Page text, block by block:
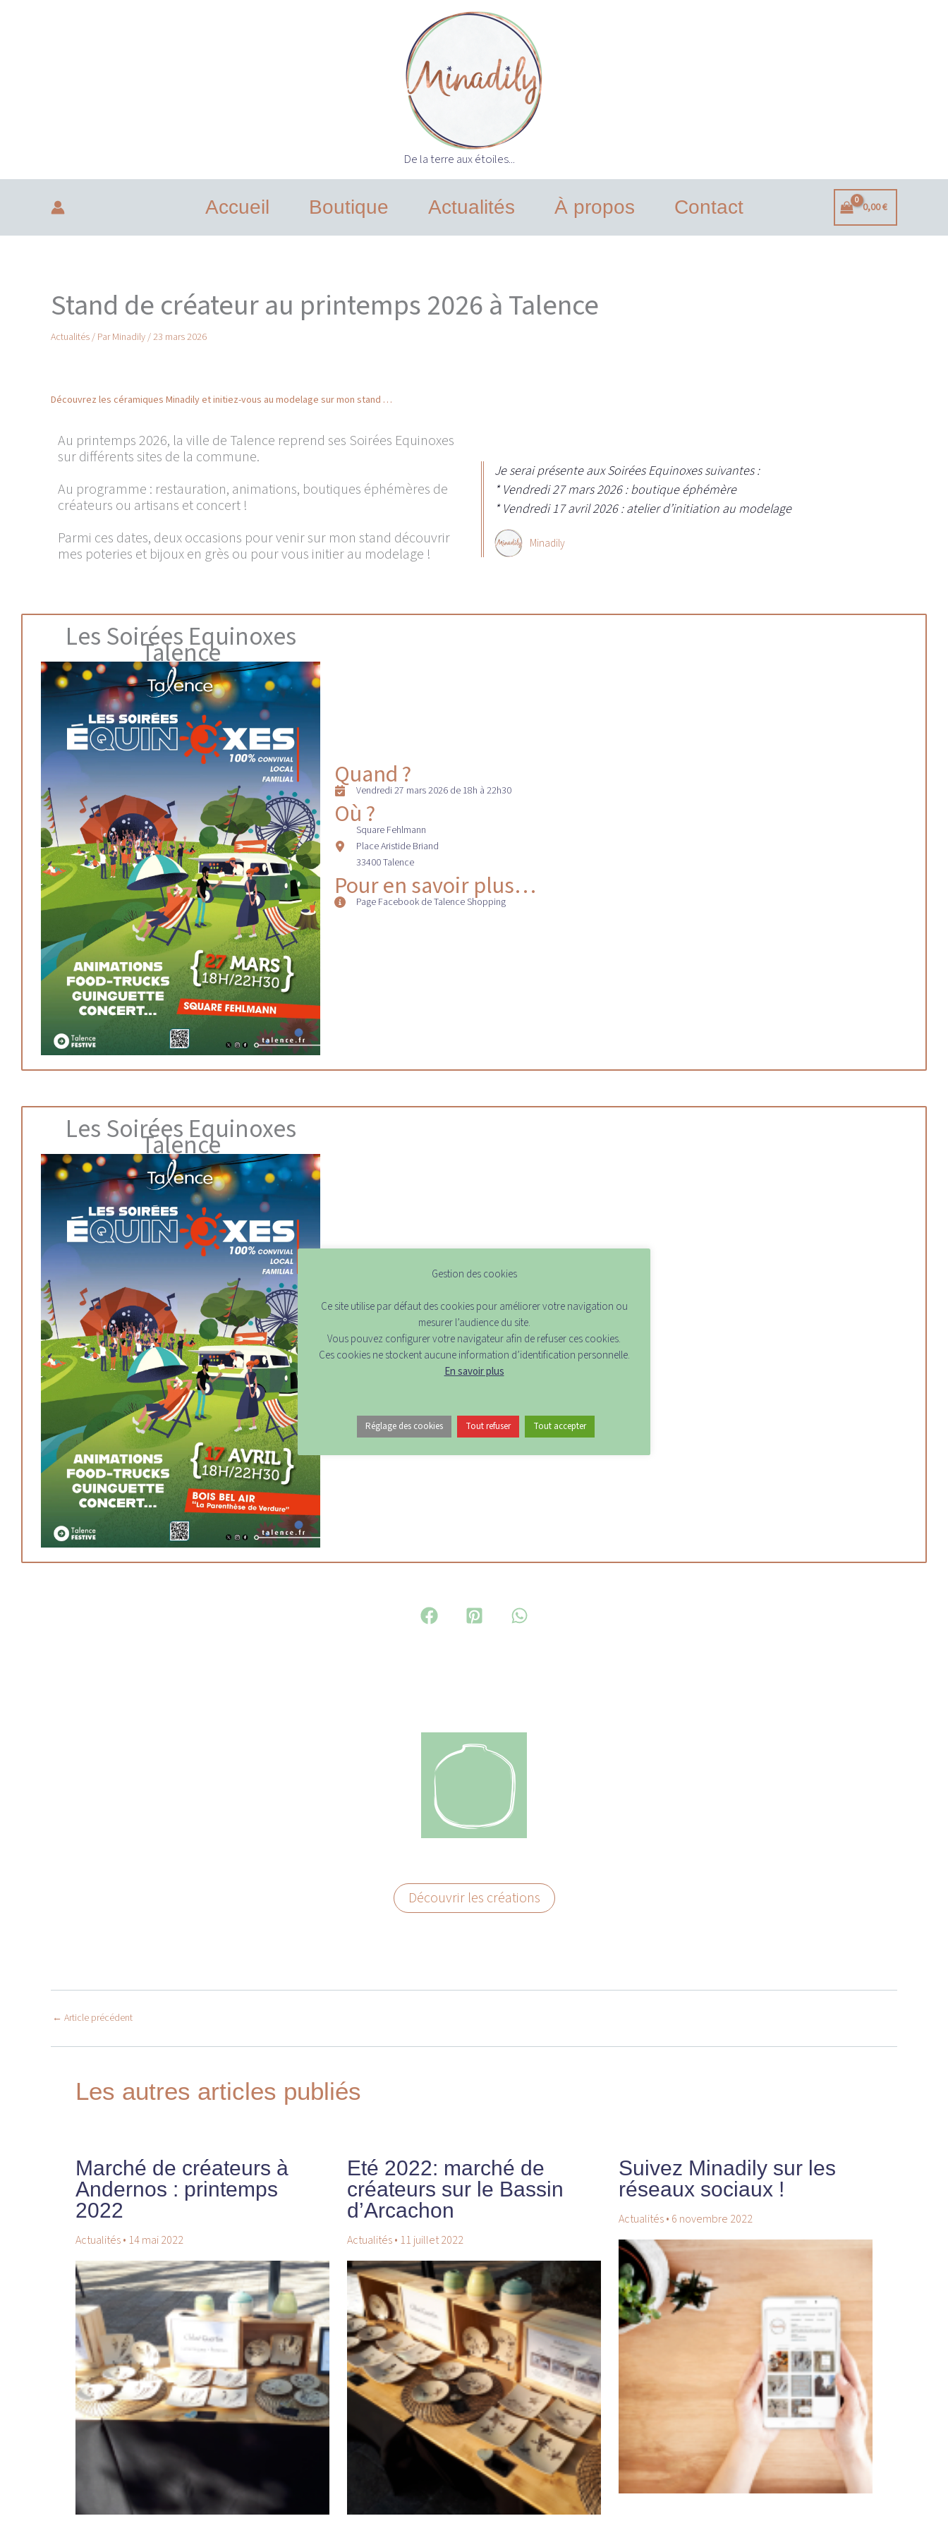
De la terre aux étoiles...
Accueil Boutique Actualités À propos Contact 0,00€
Stand de créateur au printemps 2026 à Talence
Actualités/ ParMinadily/23 mars 2026
Découvrez les céramiques Minadily et initiez-vous au modelage sur mon stand …
Au printemps 2026, la ville de Talence reprend ses Soirées Equinoxes
sur différents sites de la commune.
Au programme : restauration, animations, boutiques éphémères de
créateurs ou artisans et concert !
Parmi ces dates, deux occasions pour venir sur mon stand découvrir
mes poteries et bijoux en grès ou pour vous initier au modelage !
Je serai présente aux Soirées Equinoxes suivantes :
* Vendredi 27 mars 2026 : boutique éphémère
* Vendredi 17 avril 2026 : atelier d’initiation au modelage
Minadily
Les Soirées Equinoxes
Talence
Quand ?
Vendredi 27 mars 2026 de 18h à 22h30
Où ?Square Fehlmann
Place Aristide Briand
33400 Talence
Pour en savoir plus…
Page Facebook de Talence Shopping
Les Soirées Equinoxes
Talence
Quand ?
Vendredi 17 avril 2026 de 18h à 22h30
Où ?Bois Bel Air
« La Parenthèse de Verdure »
Rue des Combattants d’Afrique du Nord
33400 Talence
Pour en savoir plus…
Découvrir les créations
← Article précédent
Les autres articles publiés
Marché de créateurs à
Andernos : printemps
2022
Actualités• 14 mai 2022
Eté 2022: marché de
créateurs sur le Bassin
d’Arcachon
Actualités• 11 juillet 2022
Suivez Minadily sur les
réseaux sociaux !
Actualités• 6 novembre 2022
Gestion des cookies
Ce site utilise par défaut des cookies pour améliorer votre navigation ou
mesurer l’audience du site.
Vous pouvez configurer votre navigateur afin de refuser ces cookies.
Ces cookies ne stockent aucune information d’identification personnelle.
En savoir plus
Réglage des cookies Tout refuser Tout accepter